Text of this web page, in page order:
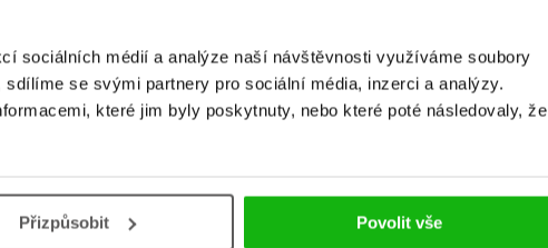
sociálních médií a analýze naší návštěvnosti využíváme soubory
se svými partnery pro sociální média, inzerci a analýzy.
které jim byly poskytnuty, nebo které poté následovaly, že
Přizpůsobit Povolit vše
mohou vkládat pouze registrovaní uživatelé
VÁS TAKÉ ZAJÍMAT